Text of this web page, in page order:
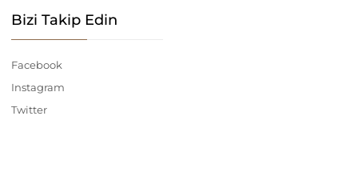
Bizi Takip Edin
Facebook
Instagram
Twitter